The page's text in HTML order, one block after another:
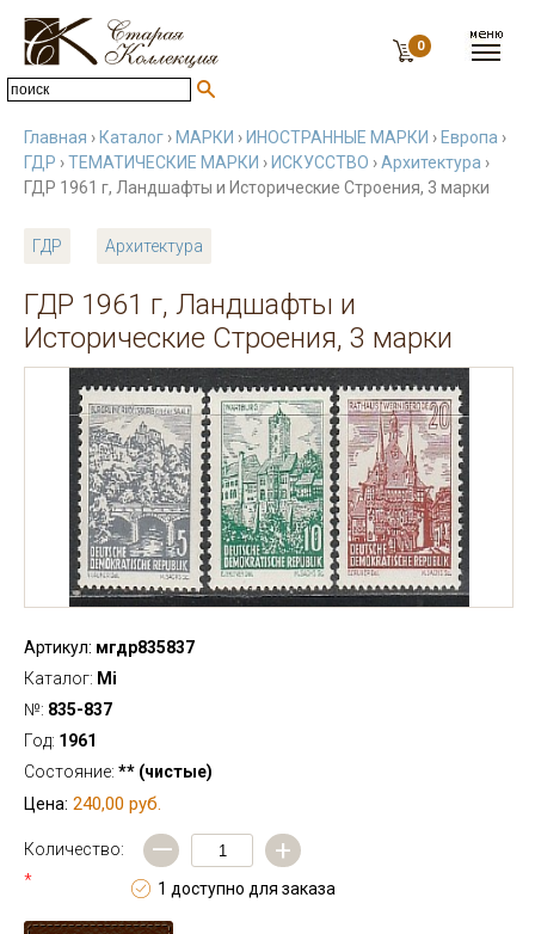
0
Главная › Каталог › МАРКИ › ИНОСТРАННЫЕ МАРКИ › Европа ›
ГДР ›ТЕМАТИЧЕСКИЕ МАРКИ › ИСКУССТВО ›Архитектура ›
ГДР 1961 г, Ландшафты и Исторические Строения, 3 марки
ГДР Архитектура
ГДР 1961 г, Ландшафты и
Исторические Строения, 3 марки
Артикул: мгдр835837
Каталог: Mi
№: 835-837
Год: 1961
Состояние: ** (чистые)
Цена: 240,00 руб.
Количество:
*
— +
1 доступно для заказа